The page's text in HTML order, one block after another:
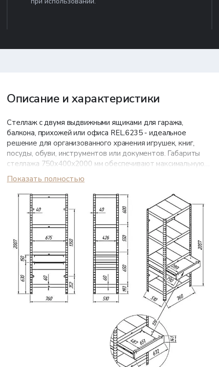
Описание и характеристики
Стеллаж с двумя выдвижными ящиками для гаража,
балкона, прихожей или офиса REL.6235 - идеальное
решение для организованного хранения игрушек, книг,
посуды, обуви, инструментов или документов. Габариты
стеллажа 750x400x2000 мм обеспечивают максимальную
вместимость. Изготовлен из усиленной стали (стойки 1,8
мм, ригели 1,2 мм, полки 1,0 мм) с антикоррозийным
покрытием, можно использовать при температурах
-40...+40°C.
Ключевые преимущества стеллажа REL.6235:
Безболтовая сборка зацепками — монолитная
конструкция без разбалтывания, собирается без
инструментов.
Рейлинговая система RELI для навесных модулей (шкафы,
полки) на любой высоте.
Регулируемые полки с шагом 50 мм, скошенные углы для
безопасности, крепление к стене.
Показать полностью